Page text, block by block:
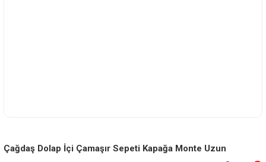
Çağdaş Dolap İçi Çamaşır Sepeti Kapağa Monte Uzun